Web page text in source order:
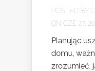
POSTED BY
ON CZE 27,
Planując
domu,
zrozumieć,